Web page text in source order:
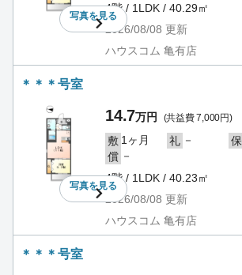
写真を見る
4階 / 1LDK / 40.29㎡
2026/08/08 更新
ハウスコム 亀有店
＊＊＊号室
写真を見る
14.7万円 (共益費 7,000円)
敷 1ヶ月 礼 － 保
償 －
4階 / 1LDK / 40.23㎡
2026/08/08 更新
ハウスコム 亀有店
＊＊＊号室